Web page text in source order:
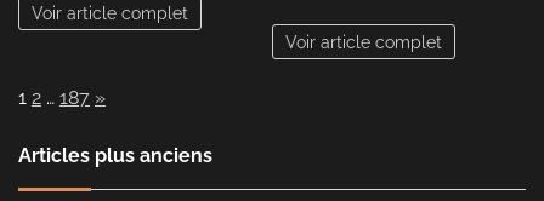
Voir article complet
Voir article complet
Page:
1 2 … 187 Next
»
Articles plus anciens